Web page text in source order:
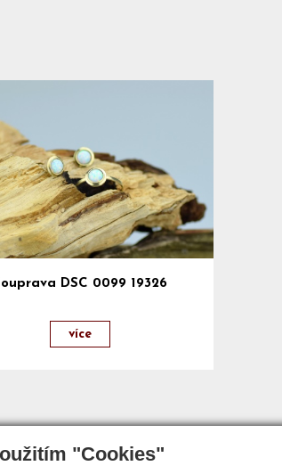
"Cookies"
DSC 0099 19326
více